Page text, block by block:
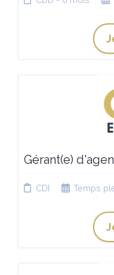
Gérant(e)
CDI Temps